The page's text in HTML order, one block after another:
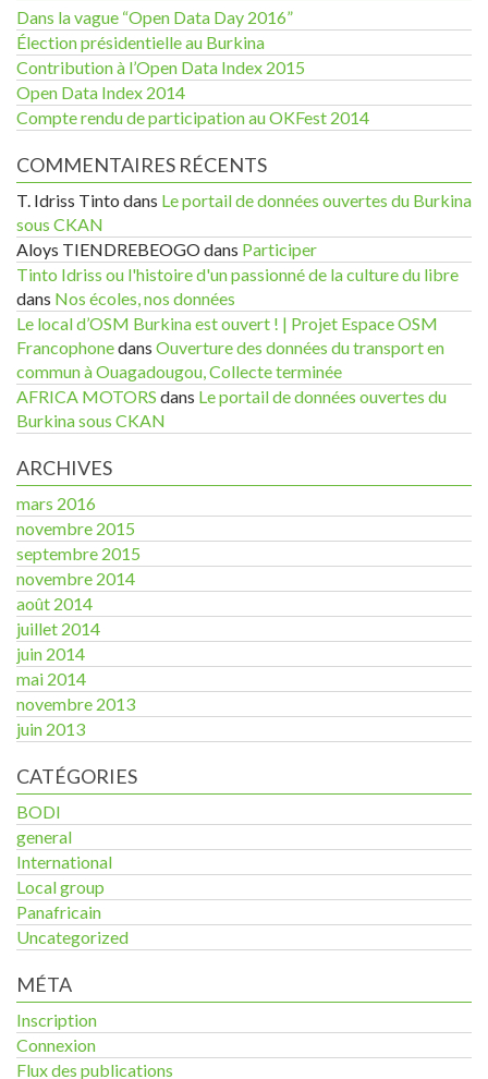
Dans la vague “Open Data Day 2016”
Élection présidentielle au Burkina
Contribution à l’Open Data Index 2015
Open Data Index 2014
Compte rendu de participation au OKFest 2014
COMMENTAIRES RÉCENTS
T. Idriss Tinto dans Le portail de données ouvertes du Burkina
sous CKAN
Aloys TIENDREBEOGOdans Participer
Tinto Idriss ou l'histoire d'un passionné de la culture du libre
dans Nos écoles, nos données
Le local d’OSM Burkina est ouvert ! | Projet Espace OSM
Francophonedans Ouverture des données du transport en
commun à Ouagadougou, Collecte terminée
AFRICA MOTORS dans Le portail de données ouvertes du
Burkina sous CKAN
ARCHIVES
mars 2016
novembre 2015
septembre 2015
novembre 2014
août 2014
juillet 2014
juin 2014
mai 2014
novembre 2013
juin 2013
CATÉGORIES
BODI
general
International
Local group
Panafricain
Uncategorized
MÉTA
Inscription
Connexion
Flux des publications